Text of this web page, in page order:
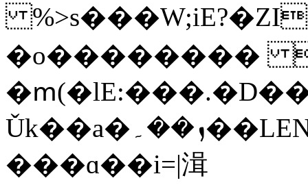
�o��������
Ǔk��a�ܙ��۔��LEN޽��>��z�;
���ɑ��i=|湒